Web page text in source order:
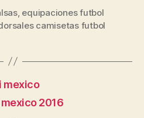
, equipaciones futbol
camisetas futbol
mexico
2016